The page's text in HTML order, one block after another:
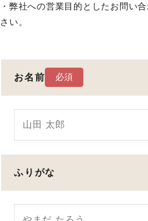
・弊社への営業目的としたお問い
さい。
お名前
ふりがな